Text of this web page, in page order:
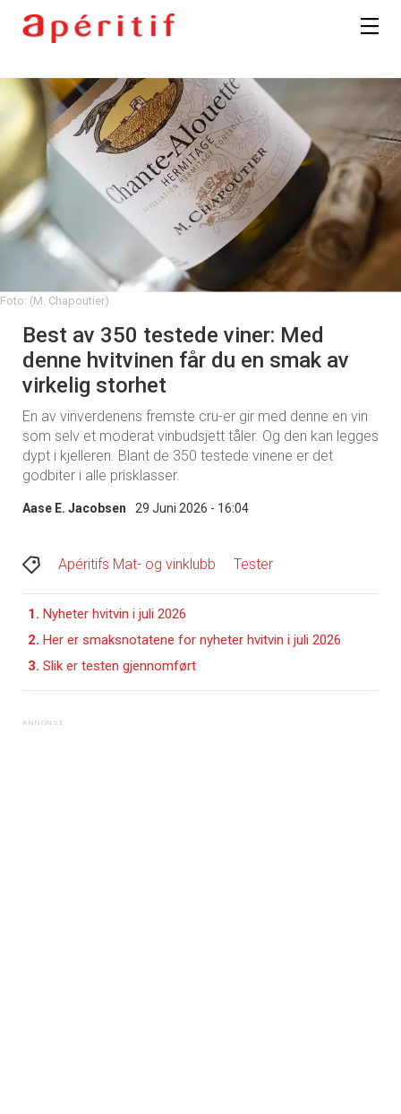
Foto: (M. Chapoutier)
Best av 350 testede viner: Med
denne hvitvinen får du en smak av
virkelig storhet
En av vinverdenens fremste cru-er gir med denne en vin
som selv et moderat vinbudsjett tåler. Og den kan legges
dypt i kjelleren. Blant de 350 testede vinene er det
godbiter i alle prisklasser.
Aase E. Jacobsen 29 Juni 2026 - 16:04
Apéritifs Mat- og vinklubb Tester
1. Nyheter hvitvin i juli 2026
2. Her er smaksnotatene for nyheter hvitvin i juli 2026
3. Slik er testen gjennomført